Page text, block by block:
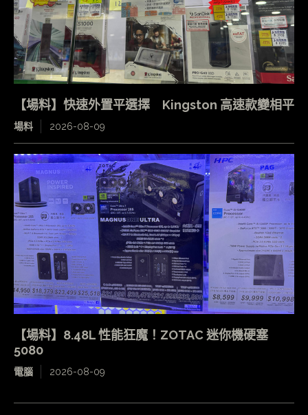
【場料】快速外置平選擇 Kingston 高速款變相平
場料 2026-08-09
【場料】8.48L 性能狂魔！ZOTAC 迷你機硬塞
5080
電腦 2026-08-09